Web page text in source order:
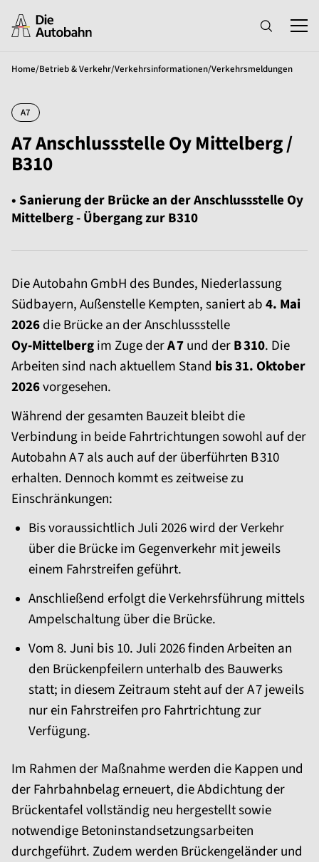
Home/Betrieb & Verkehr/Verkehrsinformationen/Verkehrsmeldungen
A7
A7 Anschlussstelle Oy Mittelberg /
B310
• Sanierung der Brücke an der Anschlussstelle Oy
Mittelberg - Übergang zur B310
Die Autobahn GmbH des Bundes, Niederlassung
Südbayern, Außenstelle Kempten, saniert ab4. Mai
2026die Brücke an der Anschlussstelle
Oy‑Mittelbergim Zuge derA 7und derB 310. Die
Arbeiten sind nach aktuellem Stand bis 31. Oktober
2026vorgesehen.
Während der gesamten Bauzeit bleibt die
Verbindung in beide Fahrtrichtungen sowohl auf der
Autobahn A 7 als auch auf der überführten B 310
erhalten. Dennoch kommt es zeitweise zu
Einschränkungen:
Bis voraussichtlich Juli 2026 wird der Verkehr
über die Brücke im Gegenverkehr mit jeweils
einem Fahrstreifen geführt.
Anschließend erfolgt die Verkehrsführung mittels
Ampelschaltung über die Brücke.
Vom 8. Juni bis 10. Juli 2026 finden Arbeiten an
den Brückenpfeilern unterhalb des Bauwerks
statt; in diesem Zeitraum steht auf der A 7 jeweils
nur ein Fahrstreifen pro Fahrtrichtung zur
Verfügung.
Im Rahmen der Maßnahme werden die Kappen und
der Fahrbahnbelag erneuert, die Abdichtung der
Brückentafel vollständig neu hergestellt sowie
notwendige Betoninstandsetzungsarbeiten
durchgeführt. Zudem werden Brückengeländer und